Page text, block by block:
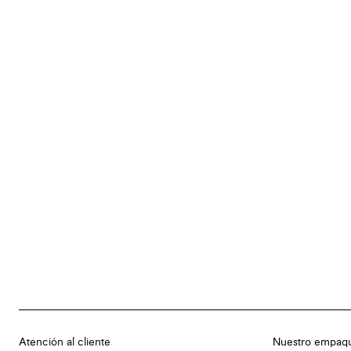
Atención al cliente
Nuestro